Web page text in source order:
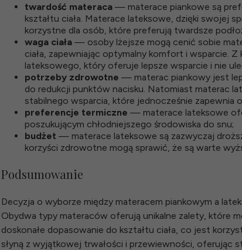
twardość materaca — materace piankowe są
kształtu ciała. Materace lateksowe, dzięki swojej
korzystne dla osób, które preferują twardsze
waga ciała — osoby lżejsze mogą cenić sobie
ciała, zapewniając optymalny komfort i wsparcie.
lateksowego, który oferuje lepsze wsparcie i nie
potrzeby zdrowotne — materac piankowy jest
do redukcji punktów nacisku. Natomiast materac
stabilnego wsparcia, które jednocześnie zapewnia
preferencje termiczne — materace lateksowe
poszukującym chłodniejszego środowiska do snu;
budżet — materace lateksowe są zazwyczaj
korzyści zdrowotne mogą sprawić, że są warte
Podsumowanie
Decyzja o wyborze między materacem piankowym a
Obydwa typy materaców oferują unikalne zalety, które
doskonałe dopasowanie do kształtu ciała, co jest
słyną z wyjątkowej trwałości i przewiewności, oferując